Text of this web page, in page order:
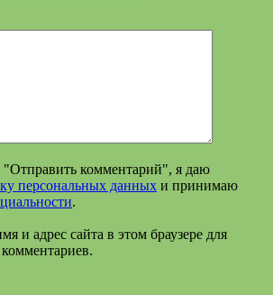
комментарий", я даю
персональных данных и принимаю
.
и адрес сайта в этом браузере для